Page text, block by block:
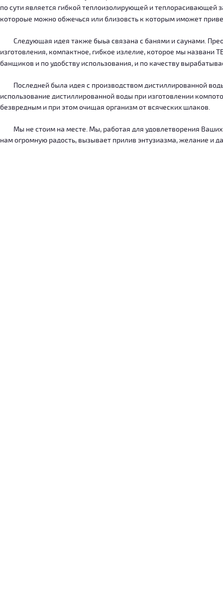
по сути является гибкой теплоизолирующей и теплорасивающей
котороые можно обжечься или близовсть к которым иможет
Следующая идея также быьа связана с банями и саунами.
изготовления, компактное, гибкое излелие, которое мы
банщиков и по удобству использования, и по качеству
Последней была идея с производством дистиллированной
использование дистиллированной воды при изготовлении
безвредным и при этом очищая организм от всяческих шлаков.
Мы не стоим на месте. Мы, работая для удовлетворения Ваших
нам огромную радость, вызывает прилив энтузиазма, желание и